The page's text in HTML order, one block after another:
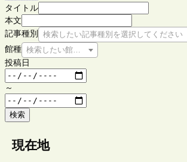
タイトル
本文
記事種別
検索したい記事種別を選択してください
館種 検索したい館種を選択してください
投稿日
～
検索
現在地